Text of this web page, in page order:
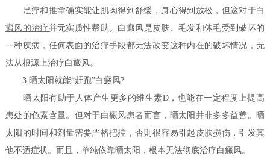
足疗和推拿确实能让肌肉得到舒缓，身心得到放松，但这对于白
癜风的治疗 并无实质性帮助。白癜风是皮肤、毛发和体毛受到破坏的
一种疾病，任何表面的治疗手段都无法改变这种内在的破坏情况，无
法从根源上治疗白癜风。
3.晒太阳就能“赶跑”白癜风?
晒太阳有助于人体产生更多的维生素D，也能在一定程度上提高
患处的色素含量。但对于白癜风患者而言，晒太阳并非多多益善。晒
太阳的时间和剂量需要严格把控，否则很容易引起皮肤损伤，引发其
他不适症状。而且，单纯依靠晒太阳，根本无法彻底治疗白癜风。